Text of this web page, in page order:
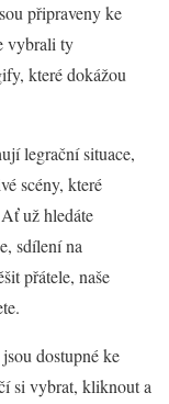
připraveny ke
vybrali ty
které dokážou
legrační situace,
scény, které
už hledáte
sdílení na
přátele, naše
dostupné ke
si vybrat, kliknout a